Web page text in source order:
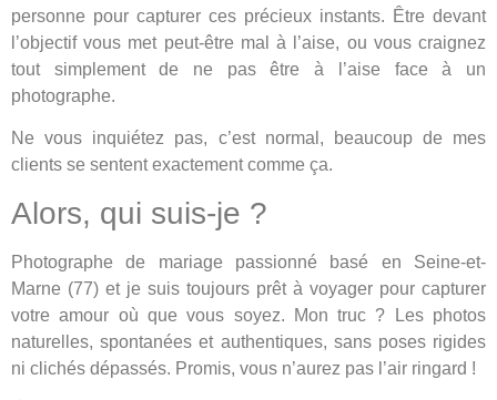
personne pour capturer ces précieux instants. Être devant
l’objectif vous met peut-être mal à l’aise, ou vous craignez
tout simplement de ne pas être à l’aise face à un
photographe.
Ne vous inquiétez pas, c’est normal, beaucoup de mes
clients se sentent exactement comme ça.
Alors, qui suis-je ?
Photographe de mariage passionné basé en Seine-et-
Marne (77) et je suis toujours prêt à voyager pour capturer
votre amour où que vous soyez. Mon truc ? Les photos
naturelles, spontanées et authentiques, sans poses rigides
ni clichés dépassés. Promis, vous n’aurez pas l’air ringard !